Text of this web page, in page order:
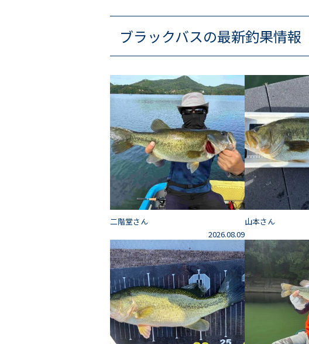
ブラックバスの最新釣果情報
二階堂さん
2026.08.09
山本さん